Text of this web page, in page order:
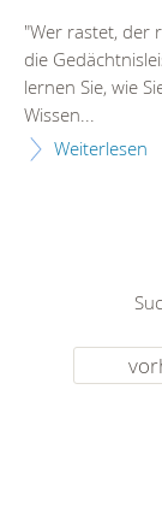
"Wer rastet, der
die
lernen Sie, wie
Wissen...
Weiterlesen